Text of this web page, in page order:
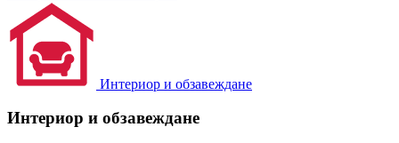
Интериор и обзавеждане
Интериор и обзавеждане